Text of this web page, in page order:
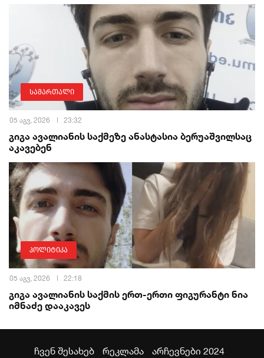
სამართალი
05 აგვ, 2026 23:32
გიგა ავალიანის საქმეზე ანასტასია ბერუაშვილსაც
აკავებენ
პოლიტიკა
05 აგვ, 2026 22:18
გიგა ავალიანის საქმის ერთ-ერთი ფიგურანტი ნია
იმნაძე დააკავეს
ჩვენ შესახებ რეკლამა არჩევნები 2024